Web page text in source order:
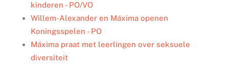
kinderen - PO/VO
Willem-Alexander en Máxima openen
Koningsspelen - PO
Máxima praat met leerlingen over seksuele
diversiteit